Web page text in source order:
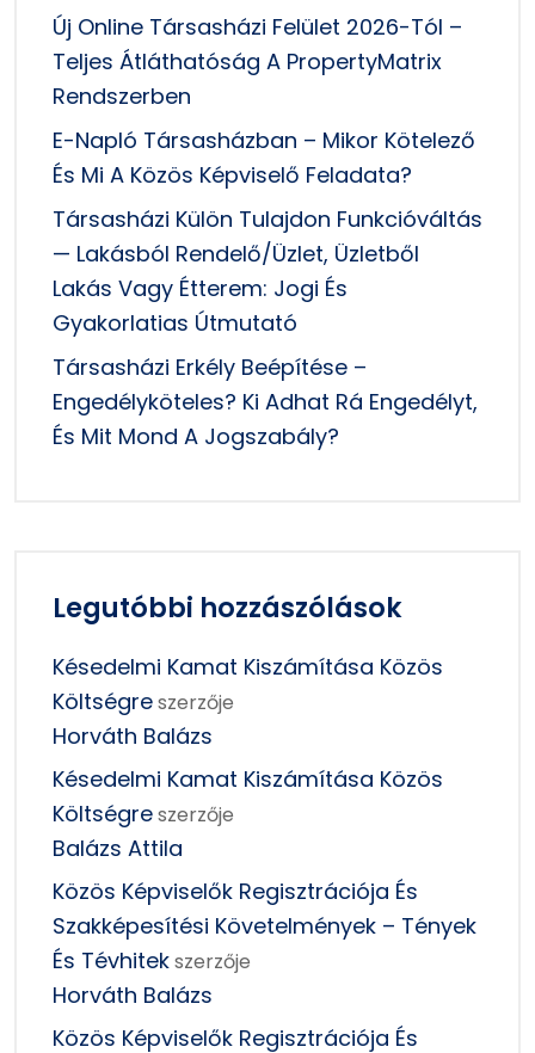
Új Online Társasházi Felület 2026-Tól –
Teljes Átláthatóság A PropertyMatrix
Rendszerben
E-Napló Társasházban – Mikor Kötelező
És Mi A Közös Képviselő Feladata?
Társasházi Külön Tulajdon Funkcióváltás
— Lakásból Rendelő/üzlet, Üzletből
Lakás Vagy Étterem: Jogi És
Gyakorlatias Útmutató
Társasházi Erkély Beépítése –
Engedélyköteles? Ki Adhat Rá Engedélyt,
És Mit Mond A Jogszabály?
Legutóbbi hozzászólások
Késedelmi Kamat Kiszámítása Közös
Költségreszerzője
Horváth Balázs
Késedelmi Kamat Kiszámítása Közös
Költségreszerzője
Balázs Attila
Közös Képviselők Regisztrációja És
Szakképesítési Követelmények – Tények
És Tévhitekszerzője
Horváth Balázs
Közös Képviselők Regisztrációja És